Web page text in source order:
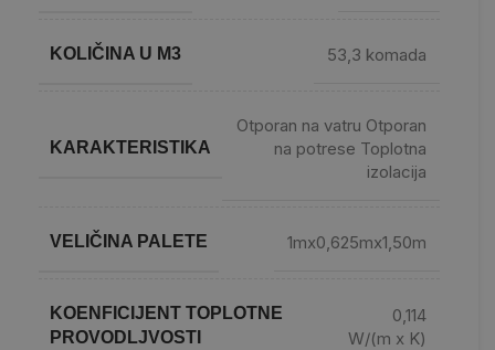
KOLIČINA U M3 53,3 komada
KARAKTERISTIKA
Otporan na vatru Otporan
na potrese Toplotna
izolacija
VELIČINA PALETE 1mx0,625mx1,50m
KOENFICIJENT TOPLOTNE
PROVODLJVOSTI
0,114
W/(m x K)